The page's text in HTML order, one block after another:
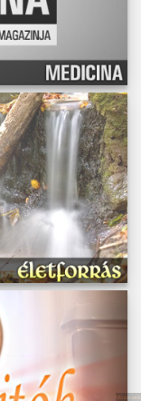
Műsoraink